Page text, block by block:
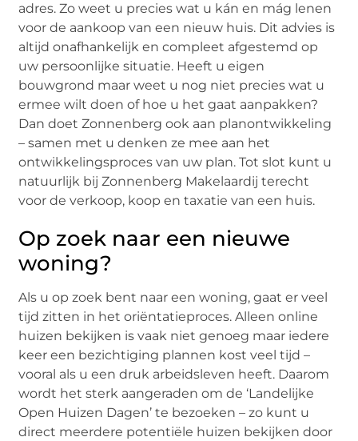
adres. Zo weet u precies wat u kán en mág lenen
voor de aankoop van een nieuw huis. Dit advies is
altijd onafhankelijk en compleet afgestemd op
uw persoonlijke situatie. Heeft u eigen
bouwgrond maar weet u nog niet precies wat u
ermee wilt doen of hoe u het gaat aanpakken?
Dan doet Zonnenberg ook aan planontwikkeling
– samen met u denken ze mee aan het
ontwikkelingsproces van uw plan. Tot slot kunt u
natuurlijk bij Zonnenberg Makelaardij terecht
voor de verkoop, koop en taxatie van een huis.
Op zoek naar een nieuwe
woning?
Als u op zoek bent naar een woning, gaat er veel
tijd zitten in het oriëntatieproces. Alleen online
huizen bekijken is vaak niet genoeg maar iedere
keer een bezichtiging plannen kost veel tijd –
vooral als u een druk arbeidsleven heeft. Daarom
wordt het sterk aangeraden om de ‘Landelijke
Open Huizen Dagen’ te bezoeken – zo kunt u
direct meerdere potentiële huizen bekijken door